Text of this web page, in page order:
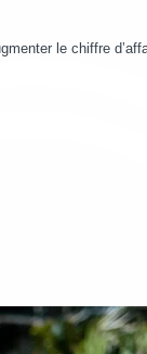
le chiffre